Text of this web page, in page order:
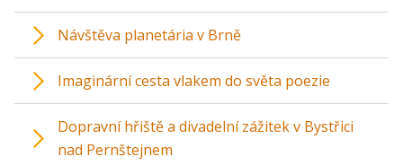
Návštěva planetária v Brně
Imaginární cesta vlakem do světa poezie
Dopravní hřiště a divadelní zážitek v Bystřici
nad Pernštejnem